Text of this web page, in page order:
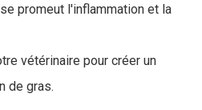
promeut l'inflammation et la
vétérinaire pour créer un
de gras.